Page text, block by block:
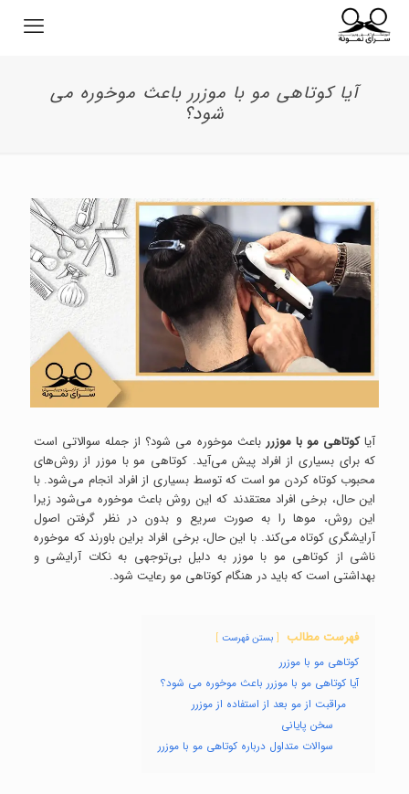
آیا کوتاهی مو با موزرر باعث موخوره می
شود؟
آیاکوتاهی مو با موزررباعث موخوره می شود؟ از جمله سوالاتی است
که برای بسیاری از افراد پیش می‌آید‌. کوتاهی مو با موزر از روش‌های
محبوب کوتاه کردن مو است که توسط بسیاری از افراد انجام می‌شود. با
این حال، برخی افراد معتقدند که این روش باعث موخوره می‌شود زیرا
این روش، موها را به صورت سریع و بدون در نظر گرفتن اصول
آرایشگری کوتاه می‌کند. با این حال، برخی افراد براین باورند که موخوره
ناشی از کوتاهی مو با موزر به دلیل بی‌توجهی به نکات آرایشی و
بهداشتی است که باید در هنگام کوتاهی مو رعایت شود.
فهرست مطالب بستن فهرست
کوتاهی مو با موزرر
آیا کوتاهی مو با موزرر باعث موخوره می شود؟
مراقبت از مو بعد از استفاده از موزرر
سخن پایانی
سوالات متداول درباره کوتاهی مو با موزرر